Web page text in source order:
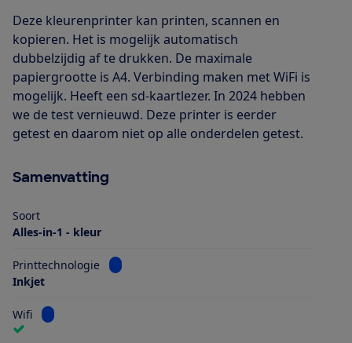
Deze kleurenprinter kan printen, scannen en
kopieren. Het is mogelijk automatisch
dubbelzijdig af te drukken. De maximale
papiergrootte is A4. Verbinding maken met WiFi is
mogelijk. Heeft een sd-kaartlezer. In 2024 hebben
we de test vernieuwd. Deze printer is eerder
getest en daarom niet op alle onderdelen getest.
Samenvatting
Soort
Alles-in-1 - kleur
Printtechnologie
Bekijk informatie voor Printtechnologie
Inkjet
Wifi Bekijk informatie voor Wifi